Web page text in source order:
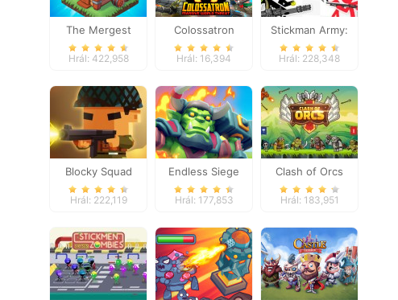
The Mergest
Kingdom
Hrál: 422,958
Colossatron
Hrál: 16,394
Stickman Army:
The Defenders
Hrál: 228,348
Blocky Squad
Hrál: 222,119
Endless Siege
Hrál: 177,853
Clash of Orcs
Hrál: 183,951